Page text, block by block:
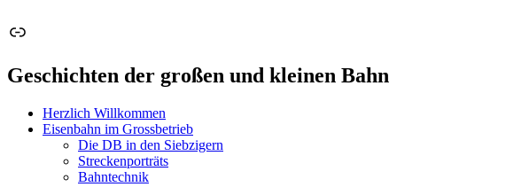
Link
Geschichten der großen und kleinen Bahn
Herzlich Willkommen
Eisenbahn im Grossbetrieb
Die DB in den Siebzigern
Streckenporträts
Bahntechnik